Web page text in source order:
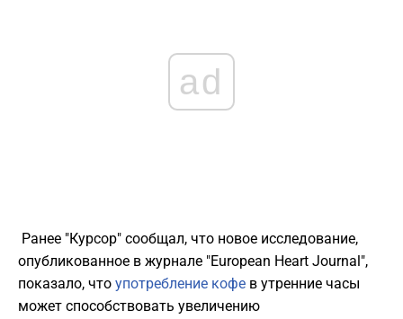
ad
Ранее "Курсор" сообщал, что новое исследование,
опубликованное в журнале "European Heart Journal",
показало, что употребление кофе в утренние часы
может способствовать увеличению